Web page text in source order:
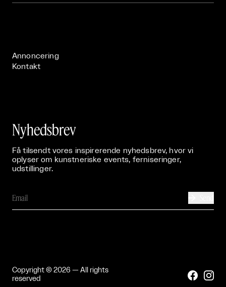
Annoncering
Kontakt
Nyhedsbrev
Få tilsendt vores inspirerende nyhedsbrev, hvor vi
oplyser om kunstneriske events, ferniseringer,
udstillinger.
Copyright © 2026 — All rights
reserved
 